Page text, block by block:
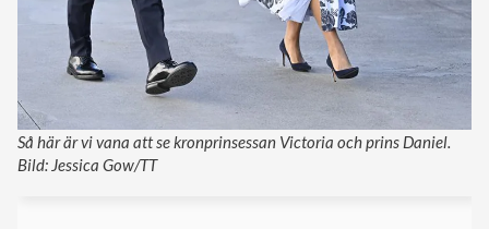
Så här är vi vana att se kronprinsessan Victoria och prins Daniel.
Bild: Jessica Gow/TT